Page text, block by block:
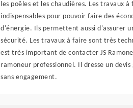
les poêles et les chaudières. Les travaux à
indispensables pour pouvoir faire des
d'énergie. Ils permettent aussi d'assurer
sécurité. Les travaux à faire sont très
est très important de contacter JS
ramoneur professionnel. Il dresse un
sans engagement.